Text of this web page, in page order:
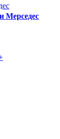
Мерседес